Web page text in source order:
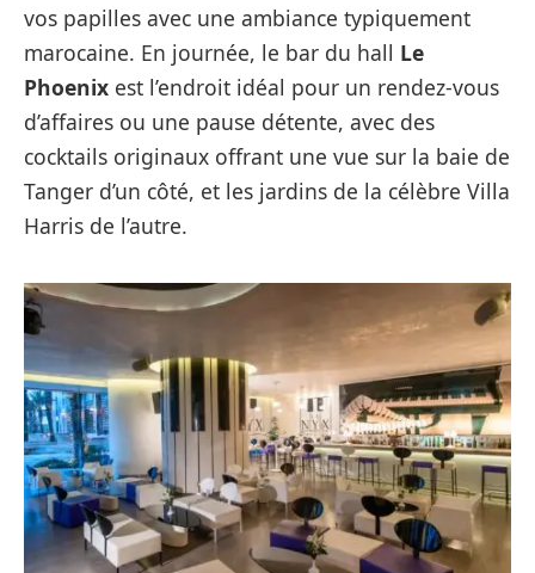
vos papilles avec une ambiance typiquement
marocaine. En journée, le bar du hall Le
Phoenix est l’endroit idéal pour un rendez-vous
d’affaires ou une pause détente, avec des
cocktails originaux offrant une vue sur la baie de
Tanger d’un côté, et les jardins de la célèbre Villa
Harris de l’autre.